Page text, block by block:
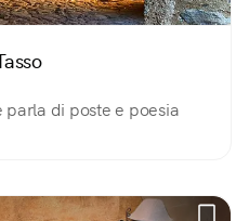
parla di poste e poesia